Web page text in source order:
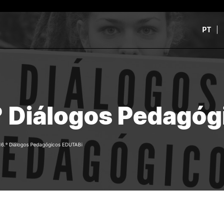
Formação Especializada
Licenciaturas
Microcredenciações
Pós-Graduações
CANDIDATOS
Unidades Curriculares
CTeSP
Licenciaturas
Mestrados
Estudar na ESEC
Contactos
PT
Diálogos
Diálogos Pedagógicos EDUTABi